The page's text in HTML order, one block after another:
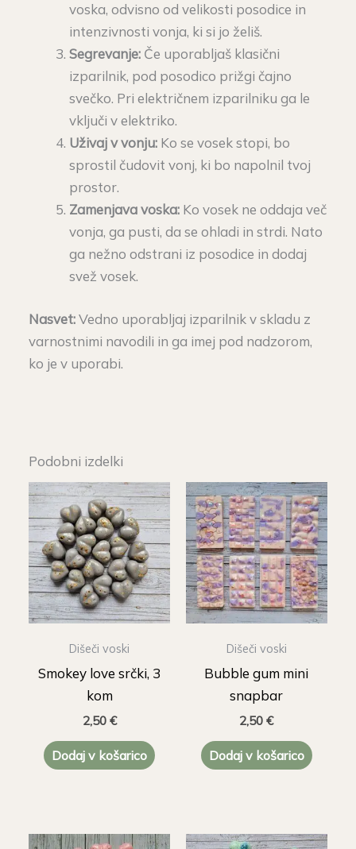
voska, odvisno od velikosti posodice in
intenzivnosti vonja, ki si jo želiš.
Segrevanje: Če uporabljaš klasični
izparilnik, pod posodico prižgi čajno
svečko. Pri električnem izparilniku ga le
vključi v elektriko.
Uživaj v vonju: Ko se vosek stopi, bo
sprostil čudovit vonj, ki bo napolnil tvoj
prostor.
Zamenjava voska: Ko vosek ne oddaja več
vonja, ga pusti, da se ohladi in strdi. Nato
ga nežno odstrani iz posodice in dodaj
svež vosek.
Nasvet:Vedno uporabljaj izparilnik v skladu z
varnostnimi navodili in ga imej pod nadzorom,
ko je v uporabi.
Podobni izdelki
Dišeči voski
Smokey love srčki, 3
kom
2,50 €
Dodaj v košarico
Dišeči voski
Bubble gum mini
snapbar
2,50€
Dodaj v košarico